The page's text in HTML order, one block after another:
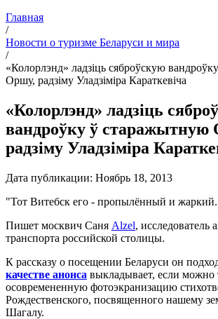
Главная
/
Новости о туризме Беларуси и мира
/
«Колорлэнд» ладзіць сяброўскую
Оршу, радзіму Уладзіміра Караткевіча
«Колорлэнд» ладзіць
вандроўку ў старажытную
радзіму Уладзіміра
Дата публикации: Ноябрь 18, 2013
"Тот Витебск его - пропылённый и
Пишет москвич Саня Аlzel, исследователь
транспорта российской столицы.
К рассказу о посещении Беларуси он
качестве анонса выкладывает, если можно
осовремененную фотоэкранизацию
Рождественского, посвященного нашему
Шагалу.